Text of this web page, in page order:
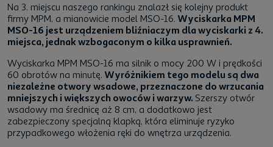
Na 3. miejscu naszego rankingu znalazł się kolejny produkt
firmy MPM, a mianowicie model MSO-16. Wyciskarka MPM
MSO-16 jest urządzeniem bliźniaczym dla wyciskarki z 4.
miejsca, jednak wzbogaconym o kilka usprawnień.
Wyciskarka MPM MSO-16 ma silnik o mocy 200 W i prędkości
60 obrotów na minutę. Wyróżnikiem tego modelu są dwa
niezależne otwory wsadowe, przeznaczone do wrzucania
mniejszych i większych owoców i warzyw. Szerszy otwór
wsadowy ma średnicę aż 8 cm, a dodatkowo jest
zabezpieczony specjalną klapką, która eliminuje ryzyko
przypadkowego włożenia ręki do wnętrza urządzenia.